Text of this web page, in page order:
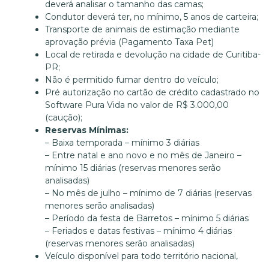
deverá analisar o tamanho das camas;
Condutor deverá ter, no mínimo, 5 anos de carteira;
Transporte de animais de estimação mediante
aprovação prévia (Pagamento Taxa Pet)
Local de retirada e devolução na cidade de Curitiba-
PR;
Não é permitido fumar dentro do veículo;
Pré autorização no cartão de crédito cadastrado no
Software Pura Vida no valor de R$ 3.000,00
(caução);
Reservas Mínimas:
– Baixa temporada – mínimo 3 diárias
– Entre natal e ano novo e no mês de Janeiro –
mínimo 15 diárias (reservas menores serão
analisadas)
– No mês de julho – mínimo de 7 diárias (reservas
menores serão analisadas)
– Período da festa de Barretos – mínimo 5 diárias
– Feriados e datas festivas – mínimo 4 diárias
(reservas menores serão analisadas)
Veículo disponível para todo território nacional,